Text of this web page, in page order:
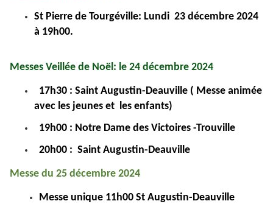
St Pierre de Tourgéville: Lundi 23 décembre 2024
à 19h00.
Messes Veillée de Noël: le 24 décembre 2024
17h30 : Saint Augustin-Deauville ( Messe animée
avec les jeunes et les enfants)
19h00 : Notre Dame des Victoires -Trouville
20h00 : Saint Augustin-Deauville
Messe du 25 décembre 2024
Messe unique 11h00 St Augustin-Deauville